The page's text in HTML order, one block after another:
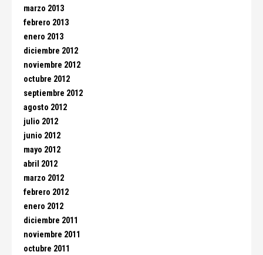
marzo 2013
febrero 2013
enero 2013
diciembre 2012
noviembre 2012
octubre 2012
septiembre 2012
agosto 2012
julio 2012
junio 2012
mayo 2012
abril 2012
marzo 2012
febrero 2012
enero 2012
diciembre 2011
noviembre 2011
octubre 2011